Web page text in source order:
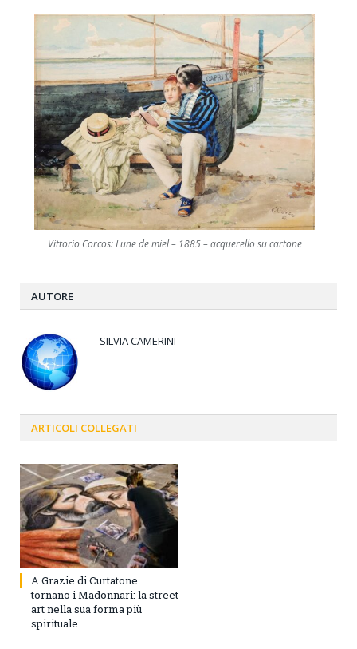
Vittorio Corcos: Lune de miel – 1885 – acquerello su cartone
AUTORE
SILVIA CAMERINI
ARTICOLI COLLEGATI
A Grazie di Curtatone
tornano i Madonnari: la street
art nella sua forma più
spirituale